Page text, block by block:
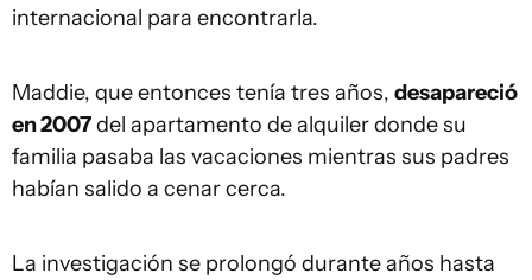
internacional para encontrarla.
Maddie, que entonces tenía tres años, desapareció
en 2007del apartamento de alquiler donde su
familia pasaba las vacaciones mientras sus padres
habían salido a cenar cerca.
La investigación se prolongó durante años hasta